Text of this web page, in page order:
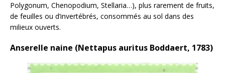
Polygonum, Chenopodium, Stellaria…), plus rarement de fruits,
de feuilles ou d’invertébrés, consommés au sol dans des
milieux ouverts.
Anserelle naine (Nettapus auritus Boddaert, 1783)